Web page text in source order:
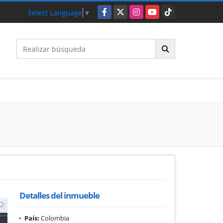
Select Language ▼ Facebook
X InstagramYouTubeTikTok
Detalles del inmueble
País: Colombia